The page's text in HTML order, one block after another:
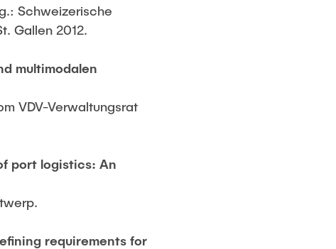
Schweizerische
Gallen 2012.
multimodalen
VDV-Verwaltungsrat
port logistics: An
requirements for